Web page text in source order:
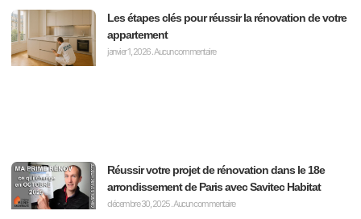
Les étapes clés pour réussir la rénovation de votre
appartement
janvier 1, 2026Aucun commentaire
Réussir votre projet de rénovation dans le 18e
arrondissement de Paris avec Savitec Habitat
décembre 30, 2025Aucun commentaire